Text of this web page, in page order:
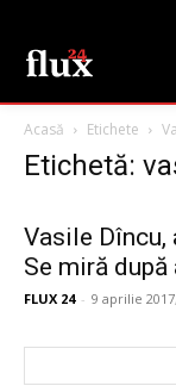
Acasă Etichete
Etichetă:
Vasile Dîncu,
Se miră după
FLUX 24 - 9 aprilie